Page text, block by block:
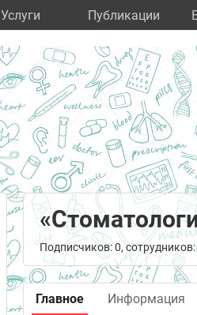
Услуги Публикации
Подписчиков: 0, сотрудников:
Главное Информация